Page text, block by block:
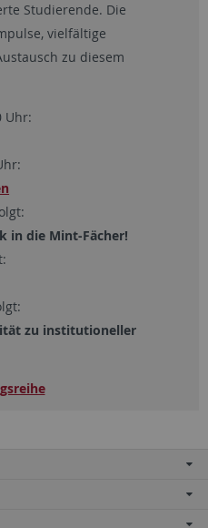
Studierende. Die
vielfältige
zu diesem
Uhr:
in die Mint-Fächer!
zu institutioneller